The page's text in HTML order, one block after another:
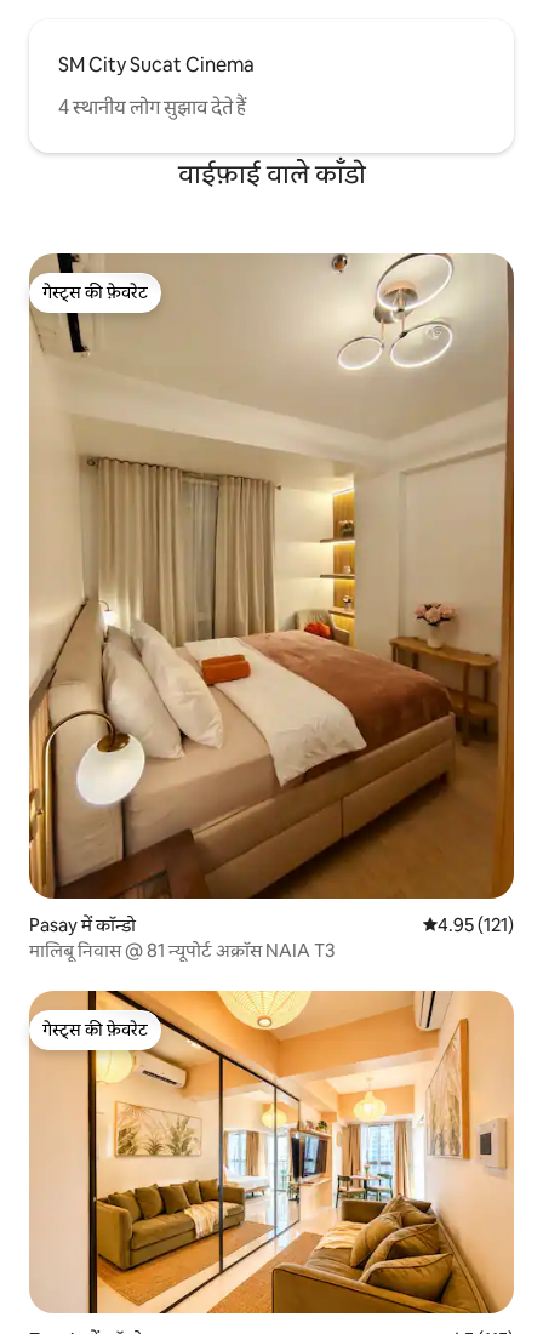
SM City Sucat Cinema
4 स्थानीय लोग सुझाव देते हैं
वाईफ़ाई वाले काँडो
गेस्ट्स की फ़ेवरेट
गेस्ट्स की फ़ेवरेट
Pasay में कॉन्डो औसत रेटिंग 5 में से
4.95 (121)
मालिबू निवास @ 81 न्यूपोर्ट अक्रॉस NAIA T3
गेस्ट्स की फ़ेवरेट
गेस्ट्स की फ़ेवरेट